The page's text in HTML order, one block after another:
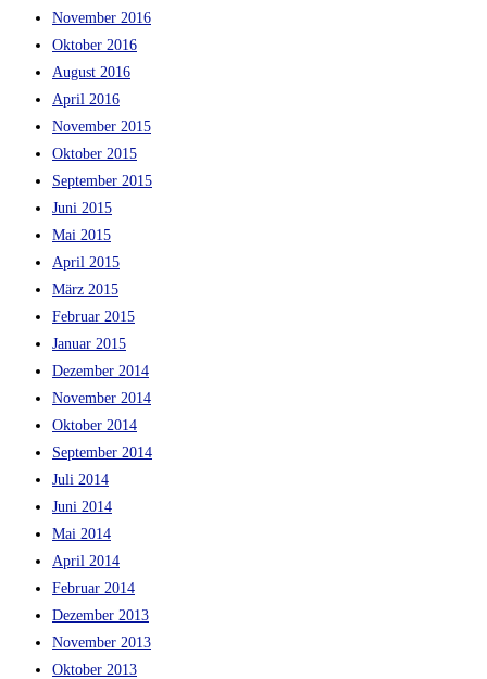
November 2016
Oktober 2016
August 2016
April 2016
November 2015
Oktober 2015
September 2015
Juni 2015
Mai 2015
April 2015
März 2015
Februar 2015
Januar 2015
Dezember 2014
November 2014
Oktober 2014
September 2014
Juli 2014
Juni 2014
Mai 2014
April 2014
Februar 2014
Dezember 2013
November 2013
Oktober 2013